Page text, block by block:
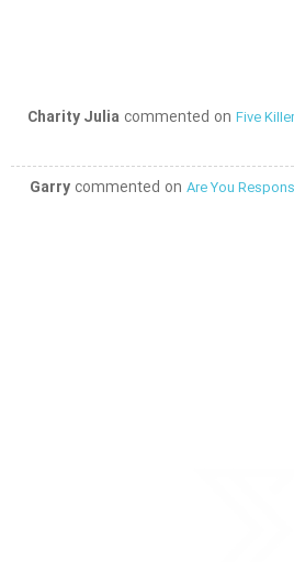
Charity Julia commented on Five
Garry commented on Are You